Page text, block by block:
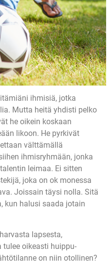
ihmisiä, jotka
Mutta heitä yhdisti pelko
he oikein koskaan
likoon. He pyrkivät
välttämällä
ihmisryhmään, jonka
leimaa. Ei sitten
joka on ok monessa
Joissain täysi nolla. Sitä
kun halusi saada jotain
lapsesta,
oikeasti huippu-
on niin otollinen?